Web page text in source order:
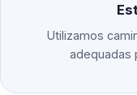
Utilizamos
adequadas